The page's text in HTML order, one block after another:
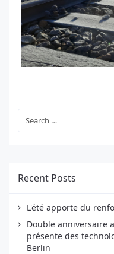
Recent Posts
L'été apporte du
Double anniversaire
présente des
Berlin